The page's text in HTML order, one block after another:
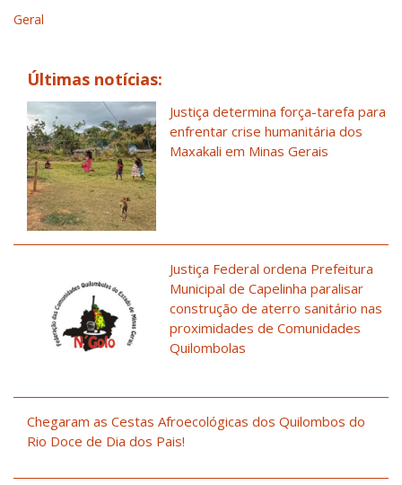
Geral
Últimas notícias:
Justiça determina força-tarefa para
enfrentar crise humanitária dos
Maxakali em Minas Gerais
Justiça Federal ordena Prefeitura
Municipal de Capelinha paralisar
construção de aterro sanitário nas
proximidades de Comunidades
Quilombolas
Chegaram as Cestas Afroecológicas dos Quilombos do
Rio Doce de Dia dos Pais!